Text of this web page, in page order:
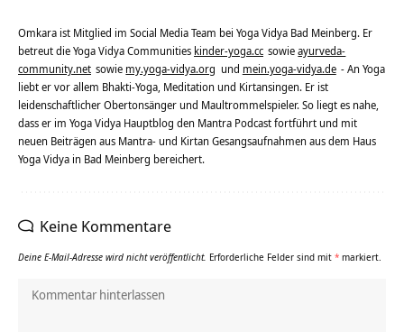
Omkara ist Mitglied im Social Media Team bei Yoga Vidya Bad Meinberg. Er
betreut die Yoga Vidya Communities kinder-yoga.cc sowieayurveda-
community.net sowie my.yoga-vidya.org und mein.yoga-vidya.de - An Yoga
liebt er vor allem Bhakti-Yoga, Meditation und Kirtansingen. Er ist
leidenschaftlicher Obertonsänger und Maultrommelspieler. So liegt es nahe,
dass er im Yoga Vidya Hauptblog den Mantra Podcast fortführt und mit
neuen Beiträgen aus Mantra- und Kirtan Gesangsaufnahmen aus dem Haus
Yoga Vidya in Bad Meinberg bereichert.
Keine Kommentare
Deine E-Mail-Adresse wird nicht veröffentlicht. Erforderliche Felder sind mit * markiert.